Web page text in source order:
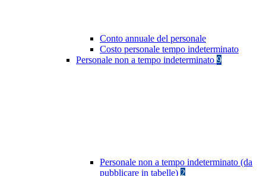
Conto annuale del personale
Costo personale tempo indeterminato
Personale non a tempo indeterminato 9
Personale non a tempo indeterminato (da
pubblicare in tabelle) 2